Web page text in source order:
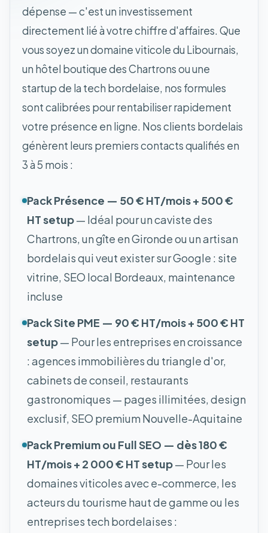
dépense — c'est un investissement
directement lié à votre chiffre d'affaires. Que
vous soyez un domaine viticole du Libournais,
un hôtel boutique des Chartrons ou une
startup de la tech bordelaise, nos formules
sont calibrées pour rentabiliser rapidement
votre présence en ligne. Nos clients bordelais
génèrent leurs premiers contacts qualifiés en
3 à 5 mois :
Pack Présence — 50 € HT/mois + 500 €
HT setup— Idéal pour un caviste des
Chartrons, un gîte en Gironde ou un artisan
bordelais qui veut exister sur Google : site
vitrine, SEO local Bordeaux, maintenance
incluse
Pack Site PME — 90 € HT/mois + 500 € HT
setup— Pour les entreprises en croissance
: agences immobilières du triangle d'or,
cabinets de conseil, restaurants
gastronomiques — pages illimitées, design
exclusif, SEO premium Nouvelle-Aquitaine
Pack Premium ou Full SEO — dès 180 €
HT/mois + 2 000 € HT setup— Pour les
domaines viticoles avec e-commerce, les
acteurs du tourisme haut de gamme ou les
entreprises tech bordelaises :